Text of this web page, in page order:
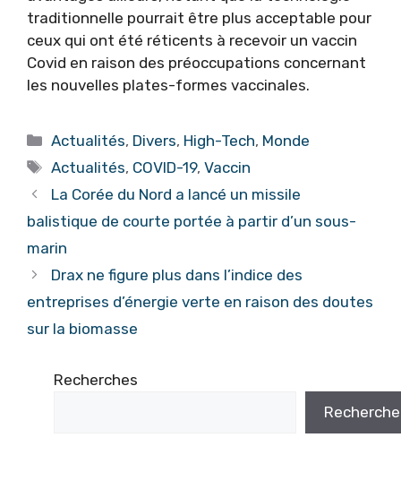
traditionnelle pourrait être plus acceptable pour
ceux qui ont été réticents à recevoir un vaccin
Covid en raison des préoccupations concernant
les nouvelles plates-formes vaccinales.
Catégories
Actualités, Divers, High-Tech, Monde
Étiquettes
Actualités, COVID-19,Vaccin
La Corée du Nord a lancé un missile
balistique de courte portée à partir d’un sous-
marin
Drax ne figure plus dans l’indice des
entreprises d’énergie verte en raison des doutes
sur la biomasse
Recherches